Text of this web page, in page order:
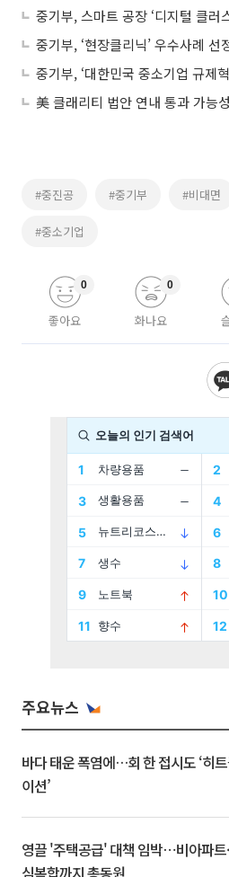
중기부, 스마트 공장 ‘디지털 클러
중기부, ‘현장클리닉’ 우수사례 선
중기부, ‘대한민국 중소기업 규제
#중진공 #중기부 #비대면
#중소기업
좋아요
0
화나요
0
주요뉴스
바다 태운 폭염에…회 한 접시도 ‘히
이션’
영끌 '주택공급' 대책 임박⋯비아파트
심복합까지 총동원